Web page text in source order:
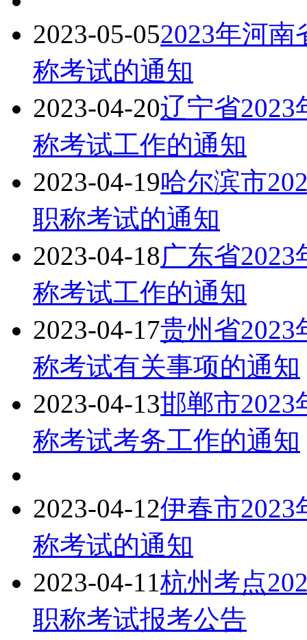
2023-05-052023年河
称考试的通知
2023-04-20辽宁省
称考试工作的通知
2023-04-19哈尔滨市
职称考试的通知
2023-04-18广东省
称考试工作的通知
2023-04-17贵州省
称考试有关事项的通知
2023-04-13邯郸市
称考试考务工作的通知
2023-04-12伊春市
称考试的通知
2023-04-11杭州考点
职称考试报考公告